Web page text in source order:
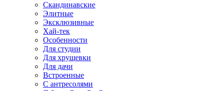
Скандинавские
Элитные
Эксклюзивные
Хай-тек
Особенности
Для студии
Для хрущевки
Для дачи
Встроенные
С антресолями